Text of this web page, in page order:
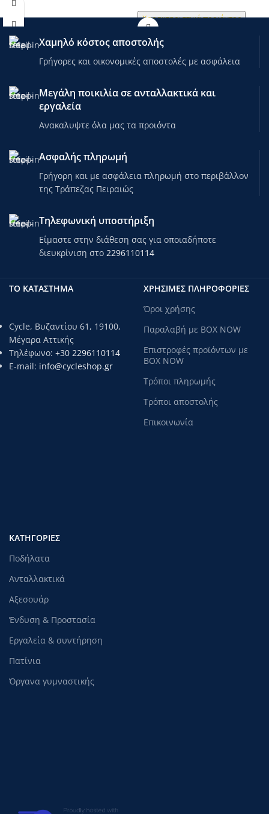
Χαρακτηριστικά προιόντος
Χαμηλό κόστος αποστολής
Γρήγορες και οικονομικές αποστολές με ασφάλεια
Μεγάλη ποικιλία σε ανταλλακτικά και
εργαλεία
Ανακαλυψτε όλα μας τα προιόντα
Ασφαλής πληρωμή
Γρήγορη και με ασφάλεια πληρωμή στο περιβάλλον
της Τράπεζας Πειραιώς
Τηλεφωνική υποστήριξη
Είμαστε στην διάθεση σας για οποιαδήποτε
διευκρίνιση στο 2296110114
ΤΟ ΚΑΤΑΣΤΗΜΑ
Cycle, Βυζαντίου 61, 19100,
Μέγαρα Αττικής
Τηλέφωνο: +30 2296110114
E-mail: info@cycleshop.gr
ΧΡΗΣΙΜΕΣ ΠΛΗΡΟΦΟΡΙΕΣ
Όροι χρήσης
Παραλαβή με BOX NOW
Επιστροφές προϊόντων με
BOX NOW
Τρόποι πληρωμής
Τρόποι αποστολής
Επικοινωνία
ΚΑΤΗΓΟΡΊΕΣ
Ποδήλατα
Ανταλλακτικά
Αξεσουάρ
Ένδυση & Προστασία
Εργαλεία & συντήρηση
Πατίνια
Όργανα γυμναστικής